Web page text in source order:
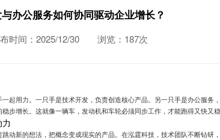
办公服务如何协同驱动企业增长？
时间：2025/12/30 浏览：187次
起用力。一只手是技术开发，负责创造核心产品。另一只手是办公服务
步增长。这就像一辆车，发动机和车轮必须同步工作，才能跑得又快又稳
动新的想法，把概念变成现实的产品。在泓霆科技，技术团队不断钻研